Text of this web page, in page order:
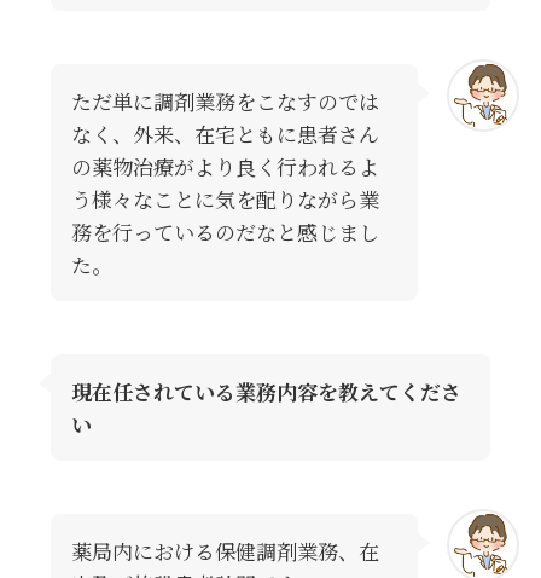
ただ単に調剤業務をこなすのでは
なく、外来、在宅ともに患者さん
の薬物治療がより良く行われるよ
う様々なことに気を配りながら業
務を行っているのだなと感じまし
た。
現在任されている業務内容を教えてくださ
い
薬局内における保健調剤業務、在